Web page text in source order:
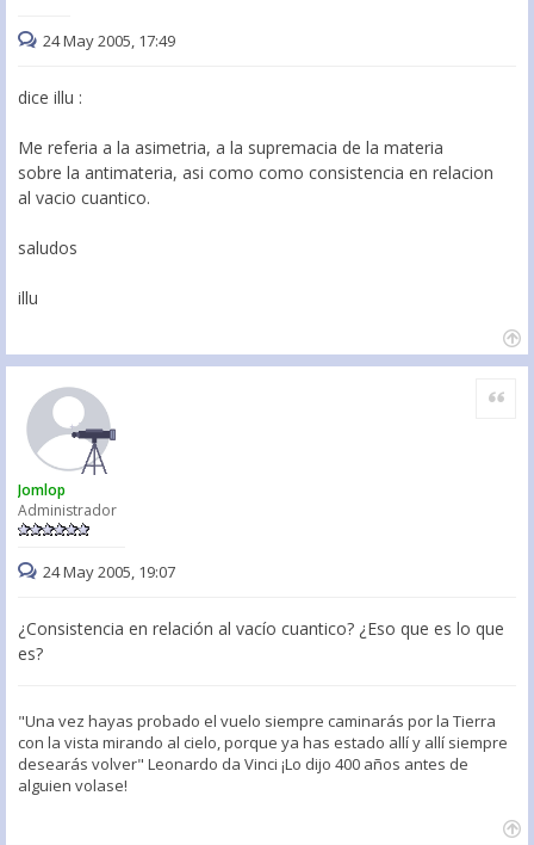
24 May 2005, 17:49
dice illu :
Me referia a la asimetria, a la supremacia de la materia
sobre la antimateria, asi como como consistencia en relacion
al vacio cuantico.
saludos
illu
Jomlop
Administrador
Citar
24 May 2005, 19:07
¿Consistencia en relación al vacío cuantico? ¿Eso que es lo que
es?
"Una vez hayas probado el vuelo siempre caminarás por la Tierra
con la vista mirando al cielo, porque ya has estado allí y allí siempre
desearás volver" Leonardo da Vinci ¡Lo dijo 400 años antes de
alguien volase!